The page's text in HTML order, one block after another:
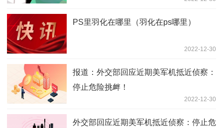
PS里羽化在哪里（羽化在ps哪里）
2022-12-30
报道：外交部回应近期美军机抵近侦察：
停止危险挑衅！
2022-12-30
外交部回应近期美军机抵近侦察：停止危